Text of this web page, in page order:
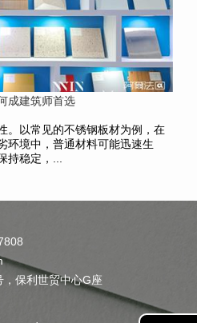
成建筑师首选
。以常见的不锈钢板材为例，在
环境中，普通材料可能迅速生
持稳定，...
保利世贸中心G座